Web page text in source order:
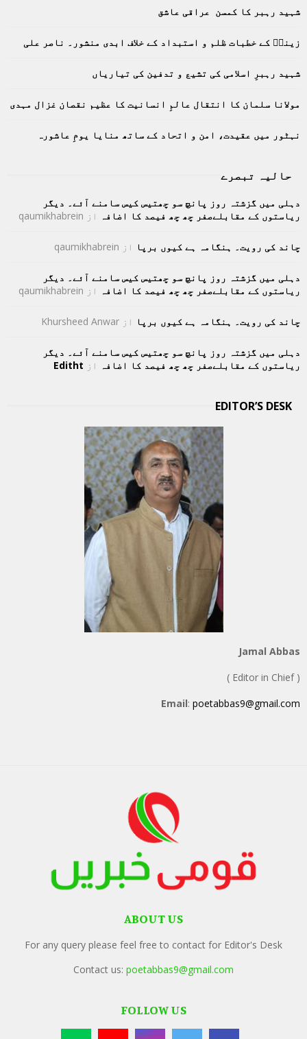
f
r
A
R
C
H
شہید رہبر کا کمسن عراقی عاشق
زینبؑ کے خطبات ظلم و استبداد کے خلاف ابدی منشور۔ ناصر علی
شہید رہبرِ اسلامی کی تشیع و تدفین کی تیاریاں
مولانا سلمان کا انتقال عالمِ انسانیت کا عظیم نقصان غزال مہدی
نہٹور میں عقیدت، امن و اتحاد کے ساتھ منایا یومِ عاشورہ
حالیہ تبصرے
دہلی میں گزشتہ روز پانچ سو چھتیس کیس سامنے آئے۔ دیگر
ریاستوں کے مقابلےصفر چھ چھ فیصد کا اضافہ
از qaumikhabrein
چاند کی رویت۔ ہنگامہ ہے کیوں برپا از qaumikhabrein
دہلی میں گزشتہ روز پانچ سو چھتیس کیس سامنے آئے۔ دیگر
ریاستوں کے مقابلےصفر چھ چھ فیصد کا اضافہ
از qaumikhabrein
چاند کی رویت۔ ہنگامہ ہے کیوں برپا از Khursheed Anwar
دہلی میں گزشتہ روز پانچ سو چھتیس کیس سامنے آئے۔ دیگر
ریاستوں کے مقابلےصفر چھ چھ فیصد کا اضافہ
از Editht
EDITOR’S DESK
Jamal Abbas
( Editor in Chief )
Email: poetabbas9@gmail.com
ABOUT US
For any query please feel free to contact for Editor's Desk
Contact us: poetabbas9@gmail.com
FOLLOW US